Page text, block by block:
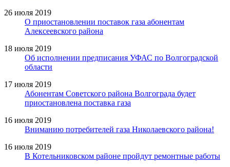
26 июля 2019
О приостановлении поставок газа абонентам
Алексеевского района
18 июля 2019
Об исполнении предписания УФАС по Волгоградской
области
17 июля 2019
Абонентам Советского района Волгограда будет
приостановлена поставка газа
16 июля 2019
Вниманию потребителей газа Николаевского района!
16 июля 2019
В Котельниковском районе пройдут ремонтные работы